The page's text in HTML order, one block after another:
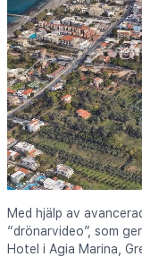
Med hjälp av
“drönarvideo”, som
Hotel i Agia Marina,